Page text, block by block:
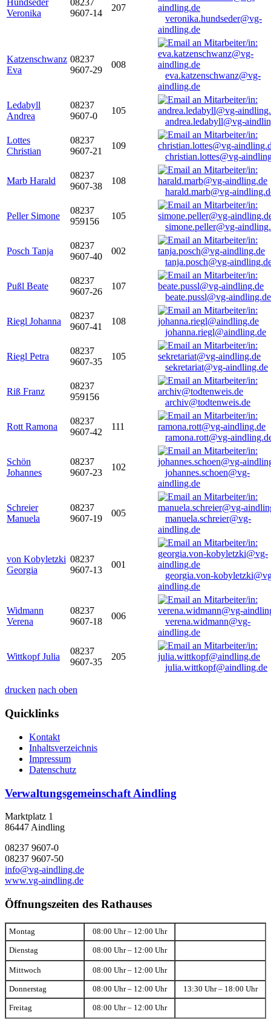
Hundseder
Veronika
08237
9607-14
207
veronika.hundseder@vg-
aindling.de
Katzenschwanz
Eva
08237
9607-29
008
eva.katzenschwanz@vg-
aindling.de
Ledabyll
Andrea
08237
9607-0
105
andrea.ledabyll@vg-
Lottes
Christian
08237
9607-21
109
christian.lottes@vg-
Marb Harald
08237
9607-38
108
harald.marb@vg-
Peller Simone
08237
959156
105
simone.peller@vg-
Posch Tanja
08237
9607-40
002
tanja.posch@vg-
Pußl Beate
08237
9607-26
107
beate.pussl@vg-aindling.de
Riegl Johanna
08237
9607-41
108
johanna.riegl@aindling.de
Riegl Petra
08237
9607-35
105
sekretariat@vg-aindling.de
Riß Franz
08237
959156
archiv@todtenweis.de
Rott Ramona
08237
9607-42
111
ramona.rott@vg-
Schön
Johannes
08237
9607-23
102
johannes.schoen@vg-
aindling.de
Schreier
Manuela
08237
9607-19
005
manuela.schreier@vg-
aindling.de
von Kobyletzki
Georgia
08237
9607-13
001
georgia.von-
aindling.de
Widmann
Verena
08237
9607-18
006
verena.widmann@vg-
aindling.de
Wittkopf Julia
08237
9607-35
205
julia.wittkopf@aindling.de
drucken nach oben
Quicklinks
Kontakt
Inhaltsverzeichnis
Impressum
Datenschutz
Verwaltungsgemeinschaft Aindling
Marktplatz 1
86447 Aindling
08237 9607-0
08237 9607-50
info@vg-aindling.de
www.vg-aindling.de
Öffnungszeiten des Rathauses
Montag 08:00 Uhr – 12:00 Uhr
Dienstag 08:00 Uhr – 12:00 Uhr
Mittwoch 08:00 Uhr – 12:00 Uhr
Donnerstag 08:00 Uhr – 12:00 Uhr 13:30 Uhr – 18:00 Uhr
Freitag 08:00 Uhr – 12:00 Uhr